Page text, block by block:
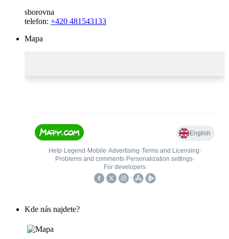
sborovna
telefon: +420 481543133
Mapa
Kde nás najdete?